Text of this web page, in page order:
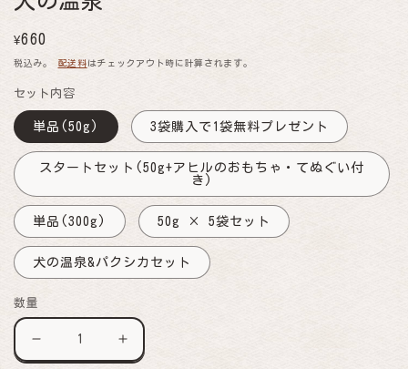
で
デ
ア
を
く
通
常
¥660
税込み。 配送料 はチェックアウト時に計算されます。
セット内容
単品(50g) 3袋購入で1袋無料プレゼント
スタートセット(50g+アヒルのおもちゃ・てぬぐい付
き)
単品(300g) 50g × 5袋セット
犬の温泉&パクシカセット
数量
の
犬
の